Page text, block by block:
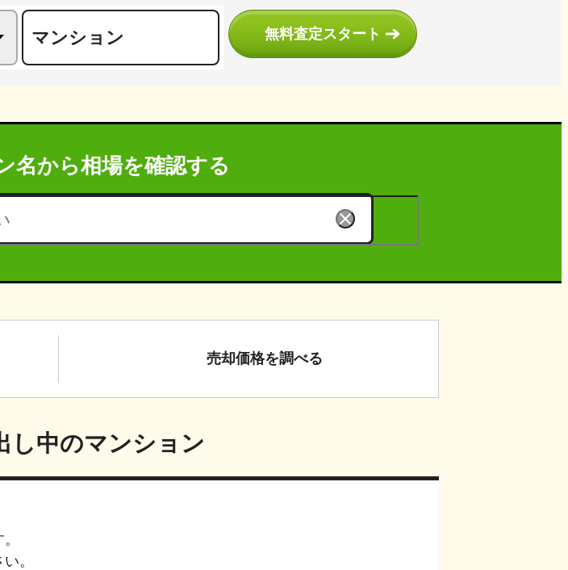
無料査定スタート
名から相場を確認する
売却価格を調べる
し中のマンション
。